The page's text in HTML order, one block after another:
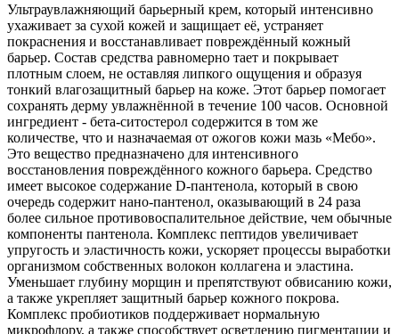
Ультраувлажняющий барьерный крем, который интенсивно
ухаживает за сухой кожей и защищает её, устраняет
покраснения и восстанавливает повреждённый кожный
барьер. Состав средства равномерно тает и покрывает
плотным слоем, не оставляя липкого ощущения и образуя
тонкий влагозащитный барьер на коже. Этот барьер помогает
сохранять дерму увлажнённой в течение 100 часов. Основной
ингредиент - бета-ситостерол содержится в том же
количестве, что и назначаемая от ожогов кожи мазь «Мебо».
Это вещество предназначено для интенсивного
восстановления повреждённого кожного барьера. Средство
имеет высокое содержание D-пантенола, который в свою
очередь содержит нано-пантенол, оказывающий в 24 раза
более сильное противовоспалительное действие, чем обычные
компоненты пантенола. Комплекс пептидов увеличивает
упругость и эластичность кожи, ускоряет процессы выработки
организмом собственных волокон коллагена и эластина.
Уменьшает глубину морщин и препятствуют обвисанию кожи,
а также укрепляет защитный барьер кожного покрова.
Комплекс пробиотиков поддерживает нормальную
микрофлору, а также способствует осветлению пигментации и